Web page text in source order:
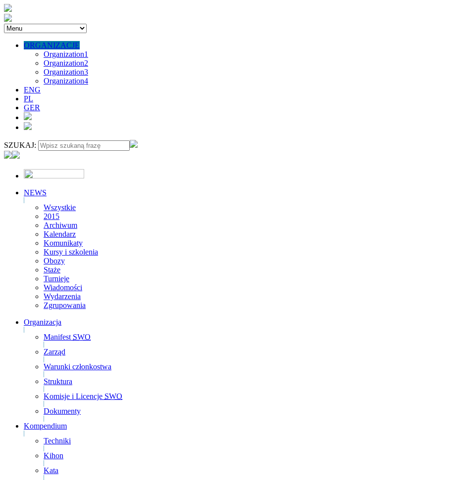
ORGANIZACJE
Organization1
Organization2
Organization3
Organization4
ENG
PL
GER
SZUKAJ:
NEWS
Wszystkie
2015
Archiwum
Kalendarz
Komunikaty
Kursy i szkolenia
Obozy
Staże
Turnieje
Wiadomości
Wydarzenia
Zgrupowania
Organizacja
Manifest SWO
Zarząd
Warunki członkostwa
Struktura
Komisje i Licencje SWO
Dokumenty
Kompendium
Techniki
Kihon
Kata